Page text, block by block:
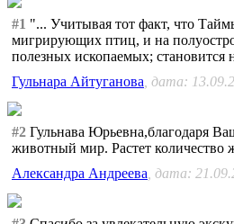
#1 "... Учитывая тот факт, что
мигрирующих птиц, и на
полезных ископаемых;
Гульнара Айтуганова , дата:
#2 Гульнава Юрьевна,благодаря
животный мир. Растет количество
Александра Андреева , дата: